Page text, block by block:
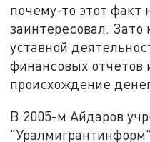
почему-то этот факт
заинтересовал.
уставной
финансовых отчётов
происхождение
В 2005-м Айдаров